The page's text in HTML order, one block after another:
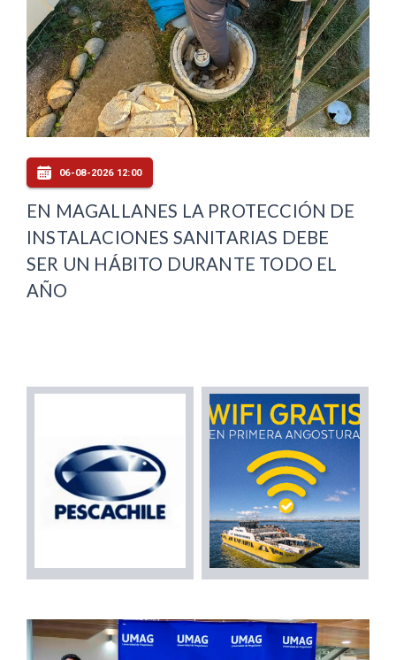
06-08-2026 12:00
EN MAGALLANES LA PROTECCIÓN DE
INSTALACIONES SANITARIAS DEBE
SER UN HÁBITO DURANTE TODO EL
AÑO